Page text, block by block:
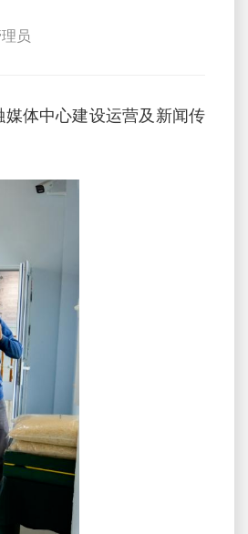
员
体中心建设运营及新闻传